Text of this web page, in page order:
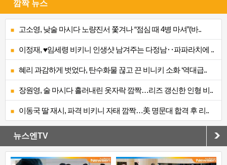
깜짝 뉴스
고소영, 낮술 마시다 노량진서 쫓겨나 “점심 때 4병 마셔”(바..
이정재, ♥임세령 비키니 인생샷 남겨주는 다정남‥파파라치에 ..
혜리 과감하게 벗었다, 탄수화물 끊고 끈 비니키 소화 ‘역대급..
장원영, 술 마시다 흘러내린 옷자락 깜짝…리즈 갱신한 인형 비..
이동국 딸 재시, 파격 비키니 자태 깜짝…美 명문대 합격 후 리..
뉴스엔TV